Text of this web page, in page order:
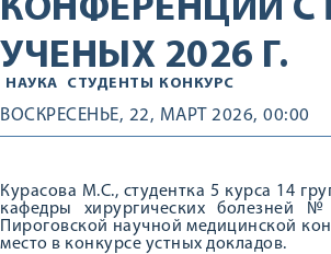
КОНФЕРЕНЦИИ
УЧЕНЫХ 2026 Г.
НАУКА СТУДЕНТЫ КОНКУРС
ВОСКРЕСЕНЬЕ, 22, МАРТ 2026, 00:00
Курасова М.С., студентка 5 курса 14
кафедры хирургических болезней
Пироговской научной медицинской
место в конкурсе устных докладов.